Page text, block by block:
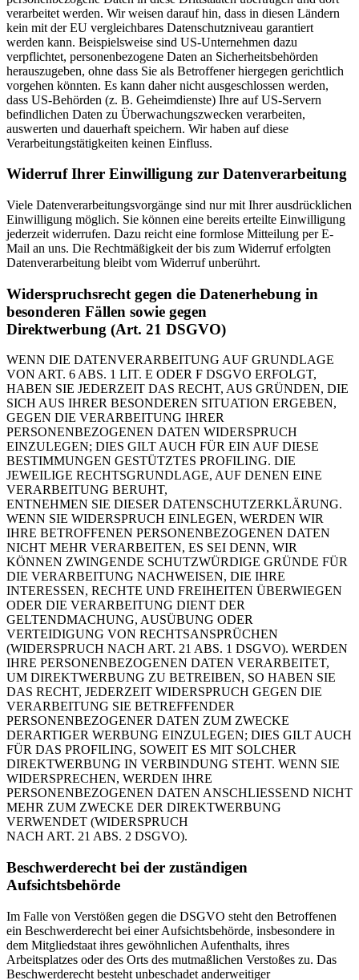
verarbeitet werden. Wir weisen darauf hin, dass in diesen Ländern
kein mit der EU vergleichbares Datenschutzniveau garantiert
werden kann. Beispielsweise sind US-Unternehmen dazu
verpflichtet, personenbezogene Daten an Sicherheitsbehörden
herauszugeben, ohne dass Sie als Betroffener hiergegen gerichtlich
vorgehen könnten. Es kann daher nicht ausgeschlossen werden,
dass US-Behörden (z. B. Geheimdienste) Ihre auf US-Servern
befindlichen Daten zu Überwachungszwecken verarbeiten,
auswerten und dauerhaft speichern. Wir haben auf diese
Verarbeitungstätigkeiten keinen Einfluss.
Widerruf Ihrer Einwilligung zur Datenverarbeitung
Viele Datenverarbeitungsvorgänge sind nur mit Ihrer ausdrücklichen
Einwilligung möglich. Sie können eine bereits erteilte Einwilligung
jederzeit widerrufen. Dazu reicht eine formlose Mitteilung per E-
Mail an uns. Die Rechtmäßigkeit der bis zum Widerruf erfolgten
Datenverarbeitung bleibt vom Widerruf unberührt.
Widerspruchsrecht gegen die Datenerhebung in
besonderen Fällen sowie gegen
Direktwerbung (Art. 21 DSGVO)
WENN DIE DATENVERARBEITUNG AUF GRUNDLAGE
VON ART. 6 ABS. 1 LIT. E ODER F DSGVO ERFOLGT,
HABEN SIE JEDERZEIT DAS RECHT, AUS GRÜNDEN, DIE
SICH AUS IHRER BESONDEREN SITUATION ERGEBEN,
GEGEN DIE VERARBEITUNG IHRER
PERSONENBEZOGENEN DATEN WIDERSPRUCH
EINZULEGEN; DIES GILT AUCH FÜR EIN AUF DIESE
BESTIMMUNGEN GESTÜTZTES PROFILING. DIE
JEWEILIGE RECHTSGRUNDLAGE, AUF DENEN EINE
VERARBEITUNG BERUHT,
ENTNEHMEN SIE DIESER DATENSCHUTZERKLÄRUNG.
WENN SIE WIDERSPRUCH EINLEGEN, WERDEN WIR
IHRE BETROFFENEN PERSONENBEZOGENEN DATEN
NICHT MEHR VERARBEITEN, ES SEI DENN, WIR
KÖNNEN ZWINGENDE SCHUTZWÜRDIGE GRÜNDE FÜR
DIE VERARBEITUNG NACHWEISEN, DIE IHRE
INTERESSEN, RECHTE UND FREIHEITEN ÜBERWIEGEN
ODER DIE VERARBEITUNG DIENT DER
GELTENDMACHUNG, AUSÜBUNG ODER
VERTEIDIGUNG VON RECHTSANSPRÜCHEN
(WIDERSPRUCH NACH ART. 21 ABS. 1 DSGVO). WERDEN
IHRE PERSONENBEZOGENEN DATEN VERARBEITET,
UM DIREKTWERBUNG ZU BETREIBEN, SO HABEN SIE
DAS RECHT, JEDERZEIT WIDERSPRUCH GEGEN DIE
VERARBEITUNG SIE BETREFFENDER
PERSONENBEZOGENER DATEN ZUM ZWECKE
DERARTIGER WERBUNG EINZULEGEN; DIES GILT AUCH
FÜR DAS PROFILING, SOWEIT ES MIT SOLCHER
DIREKTWERBUNG IN VERBINDUNG STEHT. WENN SIE
WIDERSPRECHEN, WERDEN IHRE
PERSONENBEZOGENEN DATEN ANSCHLIESSEND NICHT
MEHR ZUM ZWECKE DER DIREKTWERBUNG
VERWENDET (WIDERSPRUCH
NACH ART. 21 ABS. 2 DSGVO).
Beschwerderecht bei der zuständigen
Aufsichtsbehörde
Im Falle von Verstößen gegen die DSGVO steht den Betroffenen
ein Beschwerderecht bei einer Aufsichtsbehörde, insbesondere in
dem Mitgliedstaat ihres gewöhnlichen Aufenthalts, ihres
Arbeitsplatzes oder des Orts des mutmaßlichen Verstoßes zu. Das
Beschwerderecht besteht unbeschadet anderweitiger